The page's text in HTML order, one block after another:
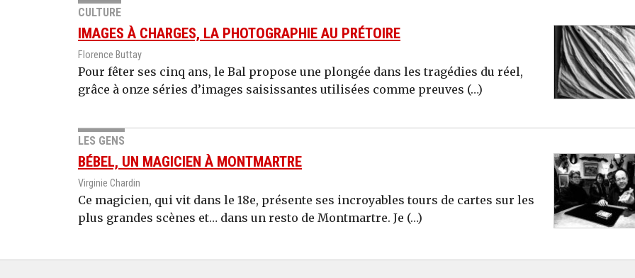
CULTURE
IMAGES À CHARGES, LA PHOTOGRAPHIE AU PRÉTOIRE
Florence Buttay
Pour fêter ses cinq ans, le Bal propose une plongée dans les tragédies du réel,
grâce à onze séries d’images saisissantes utilisées comme preuves (…)
LES GENS
BÉBEL, UN MAGICIEN À MONTMARTRE
Virginie Chardin
Ce magicien, qui vit dans le 18e, présente ses incroyables tours de cartes sur les
plus grandes scènes et… dans un resto de Montmartre. Je (…)